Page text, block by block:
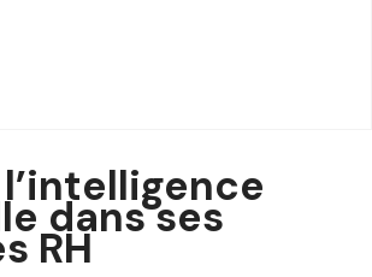
dans ses
RH